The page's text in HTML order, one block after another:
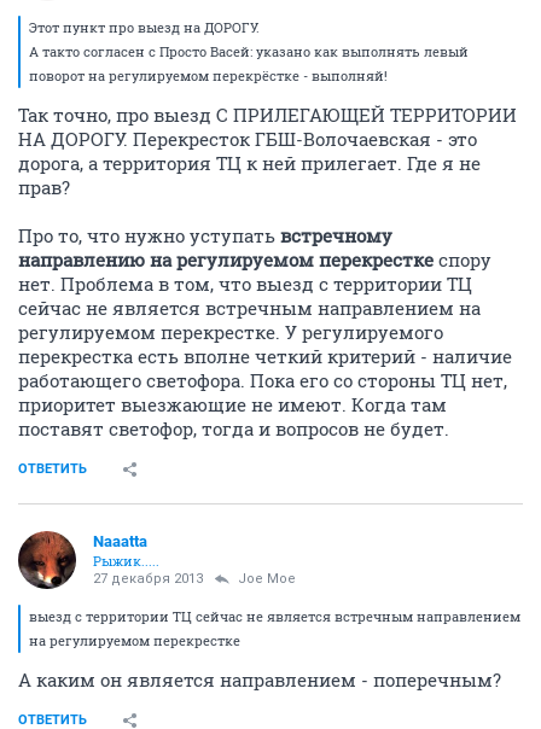
Этот пункт про выезд на ДОРОГУ.
А такто согласен с Просто Васей: указано как выполнять левый
поворот на регулируемом перекрёстке - выполняй!
Так точно, про выезд С ПРИЛЕГАЮЩЕЙ ТЕРРИТОРИИ
НА ДОРОГУ. Перекресток ГБШ-Волочаевская - это
дорога, а территория ТЦ к ней прилегает. Где я не
прав?
Про то, что нужно уступать встречному
направлению на регулируемом перекрестке спору
нет. Проблема в том, что выезд с территории ТЦ
сейчас не является встречным направлением на
регулируемом перекрестке. У регулируемого
перекрестка есть вполне четкий критерий - наличие
работающего светофора. Пока его со стороны ТЦ нет,
приоритет выезжающие не имеют. Когда там
поставят светофор, тогда и вопросов не будет.
ОТВЕТИТЬ
Naaatta
Рыжик.....
27 декабря 2013 Joe Moe
выезд с территории ТЦ сейчас не является встречным направлением
на регулируемом перекрестке
А каким он является направлением - поперечным?
ОТВЕТИТЬ